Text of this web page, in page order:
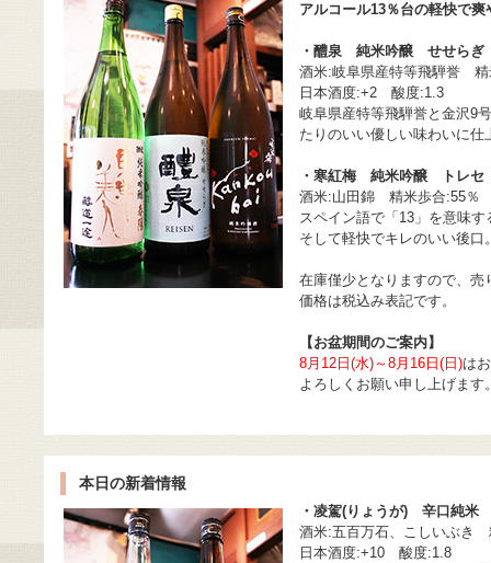
アルコール13％台の軽快で
・醴泉 純米吟醸 せせらぎ
酒米:岐阜県産特等飛騨誉 精
日本酒度:+2 酸度:1.3
岐阜県産特等飛騨誉と金沢9
たりのいい優しい味わいに仕
・寒紅梅 純米吟醸 トレセ
酒米:山田錦 精米歩合:55％
スペイン語で「13」を意味
そして軽快でキレのいい後
在庫僅少となりますので、
価格は税込み表記です。
【お盆期間のご案内】
8月12日(水)～8月16日(日)は
よろしくお願い申し上げます
本日の新着情報
・凌駕(りょうが) 辛口純米
酒米:五百万石、こしいぶき
日本酒度:+10 酸度:1.8